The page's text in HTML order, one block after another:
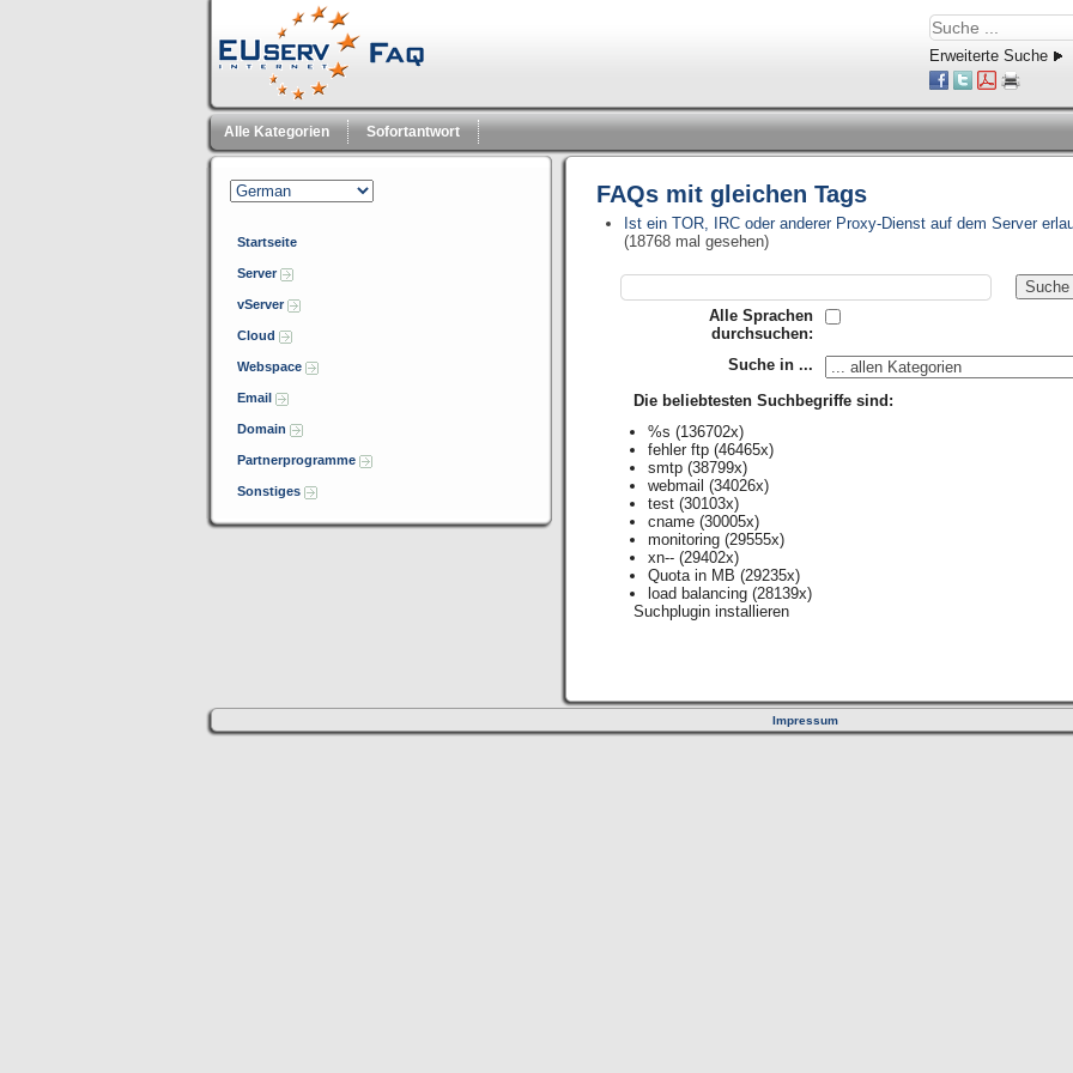
Erweiterte Suche
Alle Kategorien Sofortantwort
Startseite
Server
vServer
Cloud
Webspace
Email
Domain
Partnerprogramme
Sonstiges
FAQs mit gleichen Tags
Ist ein TOR, IRC oder anderer Proxy-Dienst auf dem Server
(18768 mal gesehen)
Alle Sprachen
durchsuchen:
Suche in ...
Die beliebtesten Suchbegriffe sind:
%s (136702x)
fehler ftp (46465x)
smtp (38799x)
webmail (34026x)
test (30103x)
cname (30005x)
monitoring (29555x)
xn-- (29402x)
Quota in MB (29235x)
load balancing (28139x)
Suchplugin installieren
Impressum